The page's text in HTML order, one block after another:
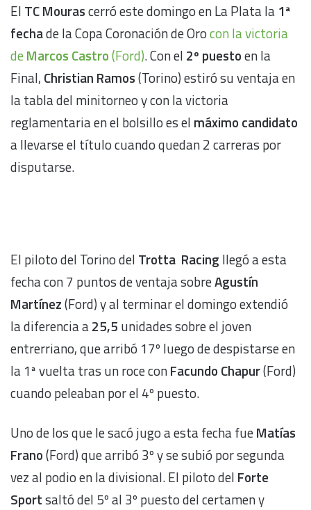
El TC Mourascerró este domingo en La Plata la 1ª
fechade la Copa Coronación de Orocon la victoria
deMarcos Castro(Ford). Con el 2º puestoen la
Final, Christian Ramos(Torino) estiró su ventaja en
la tabla del minitorneo y con la victoria
reglamentaria en el bolsillo es el máximo candidato
a llevarse el título cuando quedan 2 carreras por
disputarse.
El piloto del Torino del Trotta Racing llegó a esta
fecha con 7 puntos de ventaja sobreAgustín
Martínez(Ford) y al terminar el domingo extendió
la diferencia a25,5 unidades sobre el joven
entrerriano, que arribó 17º luego de despistarse en
la 1ª vuelta tras un roce conFacundo Chapur(Ford)
cuando peleaban por el 4º puesto.
Uno de los que le sacó jugo a esta fecha fueMatías
Frano(Ford) que arribó 3º y se subió por segunda
vez al podio en la divisional. El piloto del Forte
Sportsaltó del 5º al 3º puesto del certamen y